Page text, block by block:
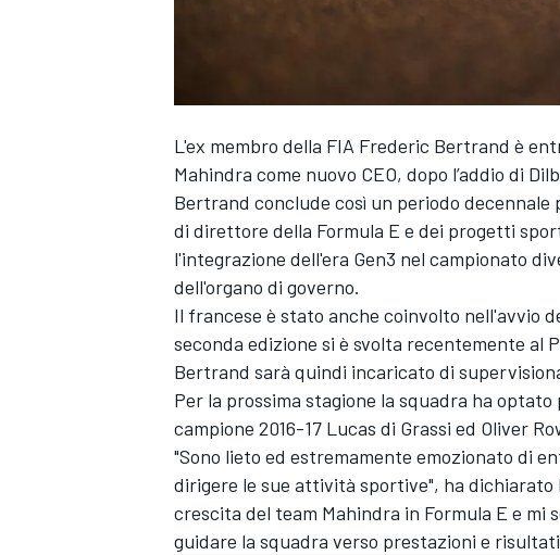
MONOPOSTO
L'ex membro della FIA Frederic Bertrand è
Mahindra come nuovo CEO, dopo l’addio di
Bertrand conclude così un periodo
di direttore della Formula E e dei progetti
l'integrazione dell'era Gen3 nel campionato
dell'organo di governo.
Il francese è stato anche coinvolto nell'avvio
seconda edizione si è svolta recentemente al
Bertrand sarà quindi incaricato di
Per la prossima stagione la squadra ha
campione 2016-17 Lucas di Grassi ed Oliver
"Sono lieto ed estremamente emozionato di
dirigere le sue attività sportive", ha
crescita del team Mahindra in Formula E e mi
guidare la squadra verso prestazioni e